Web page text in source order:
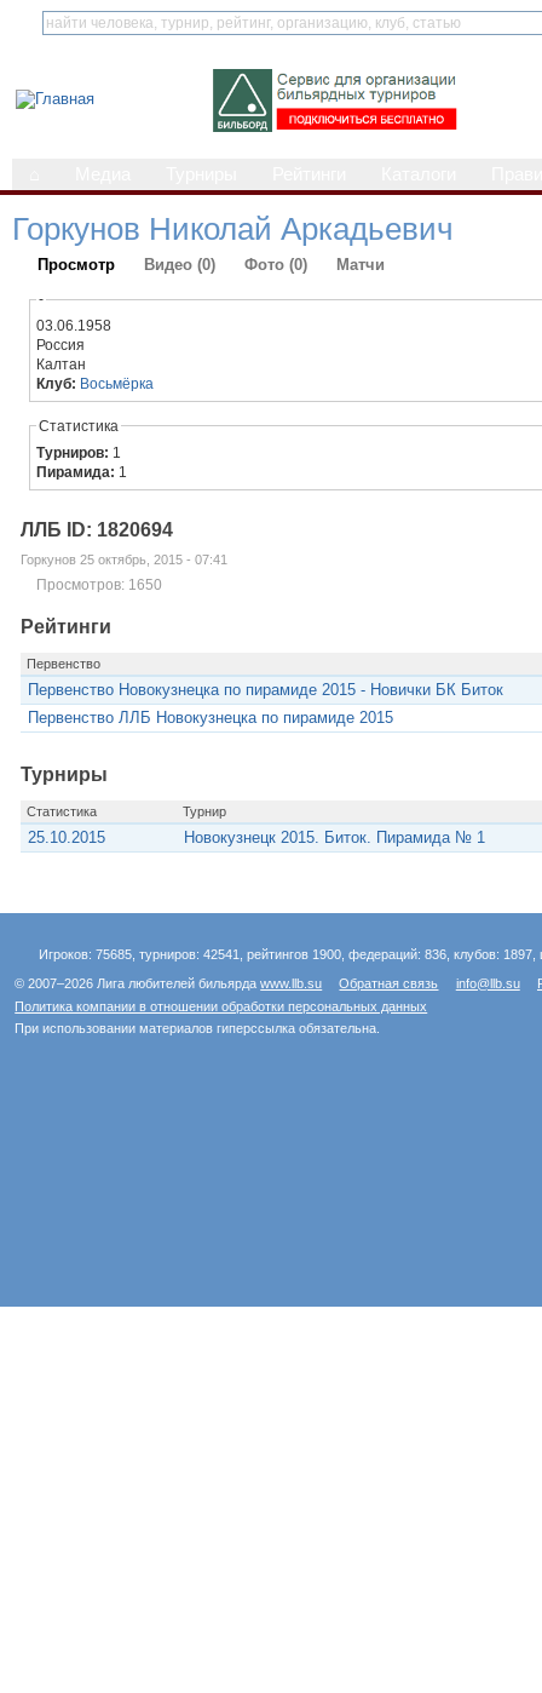
Горкунов Николай Аркадьевич
Просмотр Видео (0) Фото (0) Матчи
-
03.06.1958
Россия
Калтан
Клуб: Восьмёрка
Статистика
Турниров: 1
Пирамида: 1
ЛЛБ ID: 1820694
Горкунов 25 октябрь, 2015 - 07:41
Просмотров: 1650
Рейтинги
Первенство
Первенство Новокузнецка по пирамиде 2015 - Новички БК Биток
Первенство ЛЛБ Новокузнецка по пирамиде 2015
Турниры
Статистика Турнир
25.10.2015 Новокузнецк 2015. Биток. Пирамида № 1
Игроков: 75685, турниров: 42541, рейтингов 1900, федераций: 836, клубов:
© 2007–2026 Лига любителей бильярдаwww.llb.su Обратная связь info@llb.su
Политика компании в отношении обработки персональных данных
При использовании материалов гиперссылка обязательна.